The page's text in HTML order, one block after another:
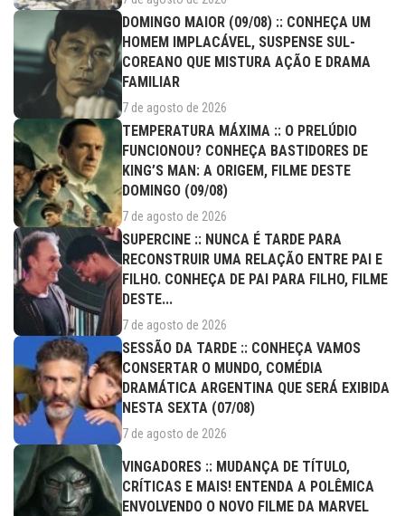
DOMINGO MAIOR (09/08) :: CONHEÇA UM
HOMEM IMPLACÁVEL, SUSPENSE SUL-
COREANO QUE MISTURA AÇÃO E DRAMA
FAMILIAR
7 de agosto de 2026
TEMPERATURA MÁXIMA :: O PRELÚDIO
FUNCIONOU? CONHEÇA BASTIDORES DE
KING’S MAN: A ORIGEM, FILME DESTE
DOMINGO (09/08)
7 de agosto de 2026
SUPERCINE :: NUNCA É TARDE PARA
RECONSTRUIR UMA RELAÇÃO ENTRE PAI E
FILHO. CONHEÇA DE PAI PARA FILHO, FILME
DESTE...
7 de agosto de 2026
SESSÃO DA TARDE :: CONHEÇA VAMOS
CONSERTAR O MUNDO, COMÉDIA
DRAMÁTICA ARGENTINA QUE SERÁ EXIBIDA
NESTA SEXTA (07/08)
7 de agosto de 2026
VINGADORES :: MUDANÇA DE TÍTULO,
CRÍTICAS E MAIS! ENTENDA A POLÊMICA
ENVOLVENDO O NOVO FILME DA MARVEL